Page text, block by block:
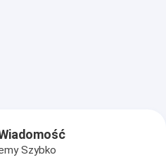
Szybko